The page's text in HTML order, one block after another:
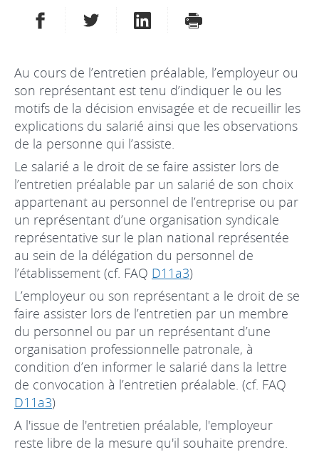
PARTAGER SUR FACEBOOK
PARTAGER SUR TWITTER
PARTAGER SUR LINKEDIN
IMPRIMER
Au cours de l’entretien préalable, l’employeur ou
son représentant est tenu d’indiquer le ou les
motifs de la décision envisagée et de recueillir les
explications du salarié ainsi que les observations
de la personne qui l’assiste.
Le salarié a le droit de se faire assister lors de
l’entretien préalable par un salarié de son choix
appartenant au personnel de l’entreprise ou par
un représentant d’une organisation syndicale
représentative sur le plan national représentée
au sein de la délégation du personnel de
l’établissement (cf. FAQ D11a3)
L’employeur ou son représentant a le droit de se
faire assister lors de l’entretien par un membre
du personnel ou par un représentant d’une
organisation professionnelle patronale, à
condition d’en informer le salarié dans la lettre
de convocation à l’entretien préalable. (cf. FAQ
D11a3)
A l'issue de l'entretien préalable, l'employeur
reste libre de la mesure qu'il souhaite prendre.